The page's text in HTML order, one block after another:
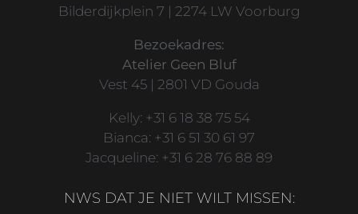
Bilderdijkplein 7 | 2274 LW Voorburg
Bezoekadres:
Atelier Geen Bluf
Vest 45 | 2801 VD Gouda
Kelly: +31 6 18 38 75 54
Bianca: +31 6 51 30 61 97
Jacqueline: +31 6 28 76 88 89
NWS DAT JE NIET WILT MISSEN: